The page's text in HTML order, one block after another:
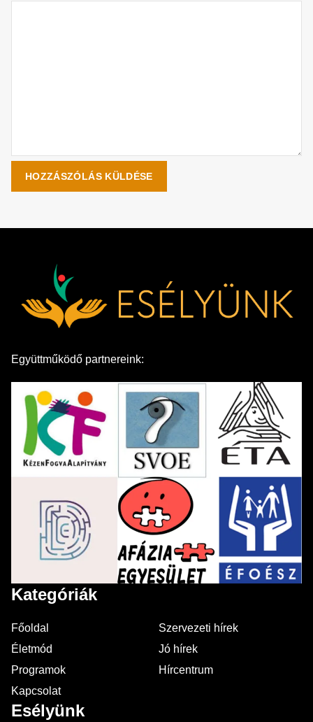
Együttműködő partnereink:
Kategóriák
Főoldal
Szervezeti hírek
Életmód
Jó hírek
Programok
Hírcentrum
Kapcsolat
Esélyünk